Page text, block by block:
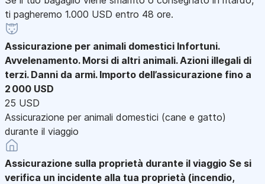
ti pagheremo 1.000 USD entro 48 ore.
Assicurazione per animali domestici Infortuni.
Avvelenamento. Morsi di altri animali. Azioni illegali di
terzi. Danni da armi. Importo dell’assicurazione fino a
2 000 USD
25 USD
Assicurazione per animali domestici (cane e gatto)
durante il viaggio
Assicurazione sulla proprietà durante il viaggio Se si
verifica un incidente alla tua proprietà (incendio,